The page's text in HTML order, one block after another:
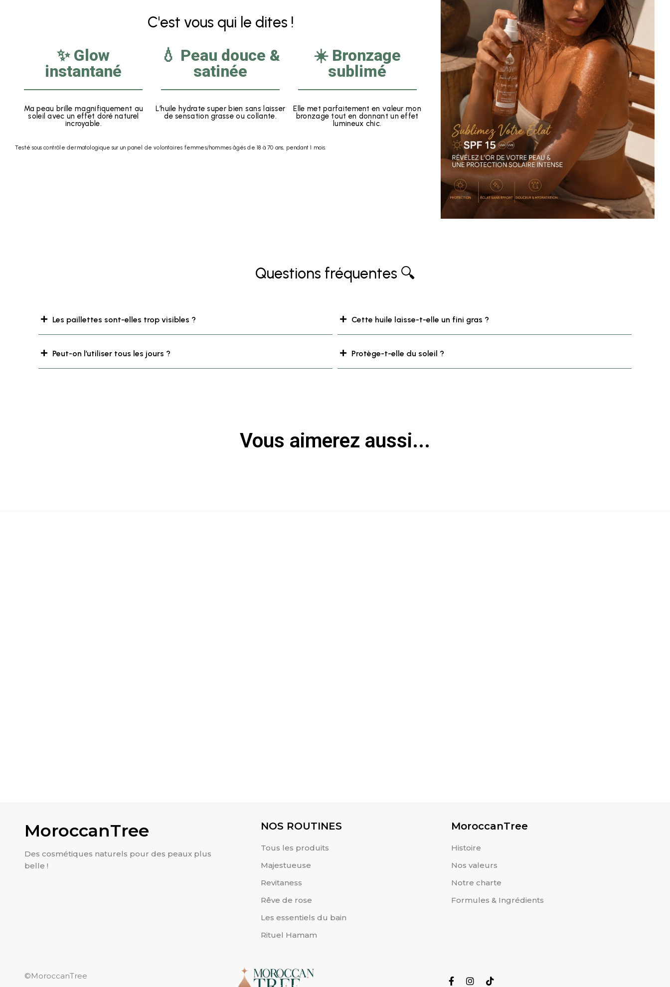
C'est vous qui le dites !
✨ Glow
instantané
Ma peau brille magnifiquement au
soleil avec un effet doré naturel
incroyable.
💧 Peau douce &
satinée
L’huile hydrate super bien sans laisser
de sensation grasse ou collante.
☀️ Bronzage
sublimé
Elle met parfaitement en valeur mon
bronzage tout en donnant un effet
lumineux chic.
Testé sous contrôle dermatologique sur un panel de volontaires femmes/hommes âgés de 18 à 70 ans, pendant 1 mois.
Questions fréquentes 🔍
Les paillettes sont-elles trop visibles ?
Peut-on l’utiliser tous les jours ?
Cette huile laisse-t-elle un fini gras ?
Protège-t-elle du soleil ?
Vous aimerez aussi...
MoroccanTree
Des cosmétiques naturels pour des peaux plus
belle !
NOS ROUTINES
Tous les produits
Majestueuse
Revitaness
Rêve de rose
Les essentiels du bain
Rituel Hamam
MoroccanTree
Histoire
Nos valeurs
Notre charte
Formules & Ingrédients
©MoroccanTree